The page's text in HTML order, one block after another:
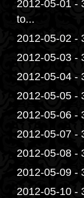
2012-05-01 -
to...
2012-05-02 -
2012-05-03 -
2012-05-04 -
2012-05-05 -
2012-05-06 -
2012-05-07 -
2012-05-08 -
2012-05-09 -
2012-05-10 -